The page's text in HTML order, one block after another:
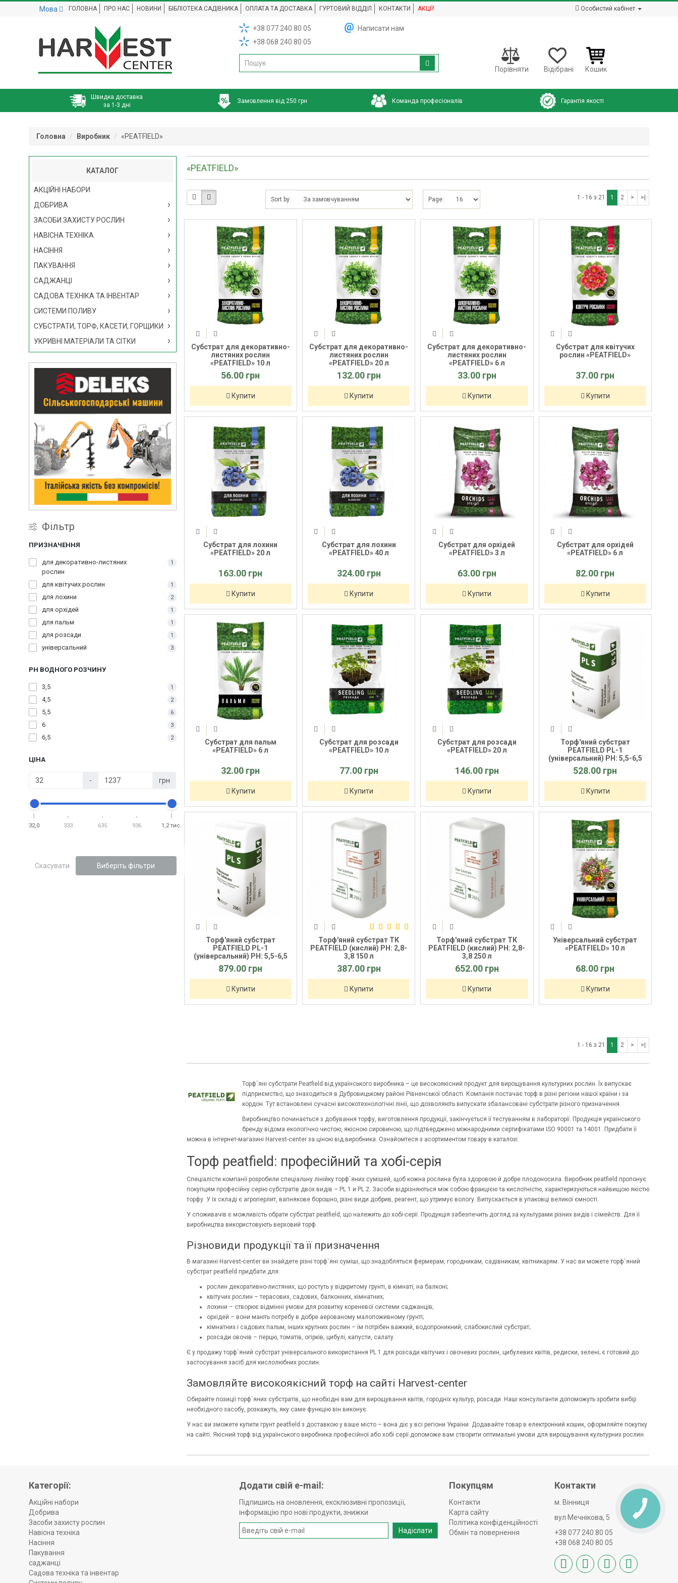
Мова ГОЛОВНА ПРО НАС НОВИНИ БІБЛІОТЕКА САДІВНИКА ОПЛАТА ТА ДОСТАВКА ГУРТОВИЙ ВІДДІЛ КОНТАКТИ АКЦІЇ! Особистий кабінет
+38 077 240 80 05
+38 068 240 80 05
Написати нам
Порівняти Відібрані Кошик
Швидка доставка
за 1-3 дні
Замовлення від 250 грн Команда професіоналів Гарантія якості
Головна Виробник «PEATFIELD»
КАТАЛОГ
АКЦІЙНІ НАБОРИ
ДОБРИВА
ЗАСОБИ ЗАХИСТУ РОСЛИН
НАВІСНА ТЕХНІКА
НАСІННЯ
ПАКУВАННЯ
САДЖАНЦІ
САДОВА ТЕХНІКА ТА ІНВЕНТАР
СИСТЕМИ ПОЛИВУ
СУБСТРАТИ, ТОРФ, КАСЕТИ, ГОРЩИКИ
УКРИВНІ МАТЕРІАЛИ ТА СІТКИ
Фільтр
ПРИЗНАЧЕННЯ
для декоративно-листяних
рослин
1
для квітучих рослин 1
для лохини 2
для орхідей 1
для пальм 1
для розсади 1
універсальний 3
РН ВОДНОГО РОЗЧИНУ
3,5 1
4,5 2
5,5 6
6 3
6,5 2
ЦІНА
- грн
32,0 333 635 936 1,2 тис.
Скасувати Виберіть фільтри
«PEATFIELD»
Sort by: Page: 1 - 16 з 21 1 2 > >|
Субстрат для декоративно-
листяних рослин
«PEATFIELD» 10 л
56.00 грн
Купити
Субстрат для декоративно-
листяних рослин
«PEATFIELD» 20 л
132.00 грн
Купити
Субстрат для декоративно-
листяних рослин
«PEATFIELD» 6 л
33.00 грн
Купити
Субстрат для квітучих
рослин «PEATFIELD»
37.00 грн
Купити
Субстрат для лохини
«PEATFIELD» 20 л
163.00 грн
Купити
Субстрат для лохини
«PEATFIELD» 40 л
324.00 грн
Купити
Субстрат для орхідей
«PEATFIELD» 3 л
63.00 грн
Купити
Субстрат для орхідей
«PEATFIELD» 6 л
82.00 грн
Купити
Субстрат для пальм
«PEATFIELD» 6 л
32.00 грн
Купити
Субстрат для розсади
«PEATFIELD» 10 л
77.00 грн
Купити
Субстрат для розсади
«PEATFIELD» 20 л
146.00 грн
Купити
Торф'яний субстрат
PEATFIELD PL-1
(універсальний) PH: 5,5-6,5
150 л
528.00 грн
Купити
Торф'яний субстрат
PEATFIELD PL-1
(універсальний) PH: 5,5-6,5
250 л
879.00 грн
Купити
Торф'яний субстрат ТК
PEATFIELD (кислий) PH: 2,8-
3,8 150 л
387.00 грн
Купити
Торф'яний субстрат ТК
PEATFIELD (кислий) PH: 2,8-
3,8 250 л
652.00 грн
Купити
Універсальний субстрат
«PEATFIELD» 10 л
68.00 грн
Купити
1 - 16 з 21 1 2 > >|
Торф`яні субстрати Peatfield від українського виробника – це високоякісний продукт для вирощування культурних рослин. Їх випускає
підприємство, що знаходиться в Дубровицькому районі Рівненської області. Компанія постачає торф в різні регіони нашої країни і за
кордон. Тут встановлені сучасні високотехнологічні лінії, що дозволяють випускати збалансовані субстрати різного призначення.
Виробництво починається з добування торфу, виготовлення продукції, закінчується її тестуванням в лабораторії. Продукція українського
бренду відома екологічно чистою, якісною сировиною, що підтверджено міжнародними сертифікатами ISO 90001 та 14001. Придбати її
можна в інтернет-магазині Harvest-center за ціною від виробника. Ознайомтеся з асортиментом товару в каталозі.
Торф peatfield: професійний та хобі-серія
Спеціалісти компанії розробили спеціальну лінійку торф`яних сумішей, щоб кожна рослина була здоровою й добре плодоносила. Виробник peatfield пропонує
покупцям професійну серію субстратів двох видів – PL 1 и PL 2. Засоби відрізняються між собою фракцією та кислотністю, характеризуються найвищою якістю
торфу. У їх складі є агроперлит, вапнякове борошно, різні види добрив, реагент, що утримує вологу. Випускається в упаковці великої ємності.
У споживачів є можливість обрати субстрат peatfield, що належить до хобі-серії. Продукція забезпечить догляд за культурами різних видів і сімейств. Для її
виробництва використовують верховий торф.
Різновиди продукції та її призначення
В магазині Harvest-center ви знайдете різні торф`яні суміші, що знадобляться фермерам, городникам, садівникам, квітникарям. У нас ви можете торф`яний
субстрат peatfield придбати для:
рослин декоративно-листяних, що ростуть у відкритому грунті, в кімнаті, на балконі;
квітучих рослин – терасових, садових, балконних, кімнатних;
лохини – створює відмінні умови для розвитку кореневої системи саджанців;
орхідей – вони мають потребу в добре аерованому малопоживному грунті;
кімнатних і садових пальм, інших крупних рослин – їм потрібен важкий, водопроникний, слабокислий субстрат;
розсади овочів – перцю, томатів, огірків, цибулі, капусти, салату.
Є у продажу торф`яний субстрат універсального використання PL 1 для розсади квітучих і овочевих рослин, цибулевих квітів, редиски, зелені; є готовий до
застосування засіб для кислолюбних рослин.
Замовляйте високоякісний торф на сайті Harvest-center
Обирайте позиції торф`яних субстратів, що необхідні вам для вирощування квітів, городніх культур, розсади. Наші консультанти допоможуть зробити вибір
необхідного засобу, розкажуть, яку саме функцію він виконує.
У нас ви зможете купити грунт peatfield з доставкою у ваше місто – вона діє у всі регіони України. Додавайте товар в електронний кошик, оформляйте покупку
на сайті. Якісний торф від українського виробника професійної або хобі серії допоможе вам створити оптимальні умови для вирощування культурних рослин.
Категорії:
Акційні набори
Добрива
Засоби захисту рослин
Навісна техніка
Насіння
Пакування
саджанці
Садова техніка та інвентар
Додати свій e-mail:
Підпишись на оновлення, ексклюзивні пропозиції,
інформацію про нові продукти, знижки
Надіслати
Покупцям
Контакти
Карта сайту
Політика конфіденційності
Обмін та повернення
Контакти
м. Вінниця
вул Мечнікова, 5
+38 077 240 80 05
+38 068 240 80 05